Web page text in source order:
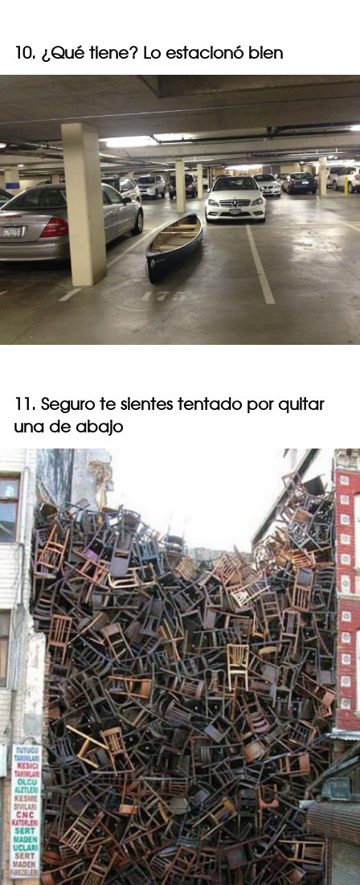
10. ¿Qué tiene? Lo estacionó bien
11. Seguro te sientes tentado por quitar
una de abajo